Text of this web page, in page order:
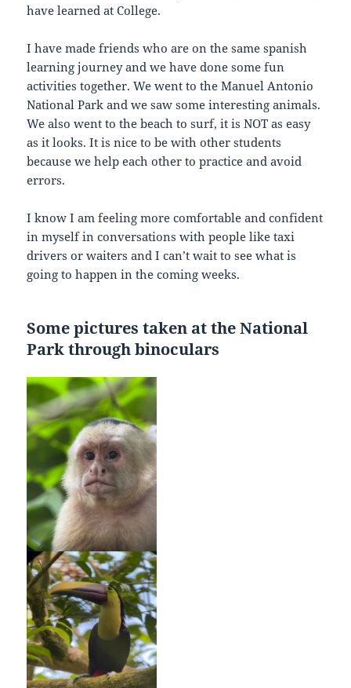
have learned at College.
I have made friends who are on the same spanish
learning journey and we have done some fun
activities together. We went to the Manuel Antonio
National Park and we saw some interesting animals.
We also went to the beach to surf, it is NOT as easy
as it looks. It is nice to be with other students
because we help each other to practice and avoid
errors.
I know I am feeling more comfortable and confident
in myself in conversations with people like taxi
drivers or waiters and I can’t wait to see what is
going to happen in the coming weeks.
Some pictures taken at the National
Park through binoculars